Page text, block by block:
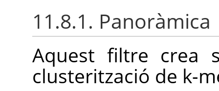
11.8.1. Panoràmica
Aquest filtre crea
clusterització de k-